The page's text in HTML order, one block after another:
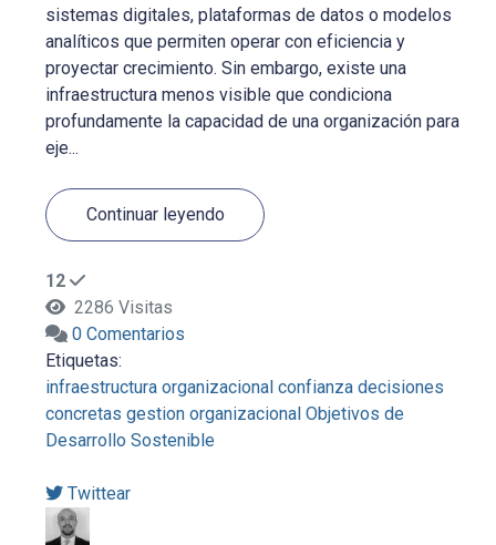
sistemas digitales, plataformas de datos o modelos
analíticos que permiten operar con eficiencia y
proyectar crecimiento. Sin embargo, existe una
infraestructura menos visible que condiciona
profundamente la capacidad de una organización para
eje...
Continuar leyendo
12
2286 Visitas
0 Comentarios
Etiquetas:
infraestructura organizacional confianza decisiones
concretas gestion organizacional Objetivos de
Desarrollo Sostenible
Twittear